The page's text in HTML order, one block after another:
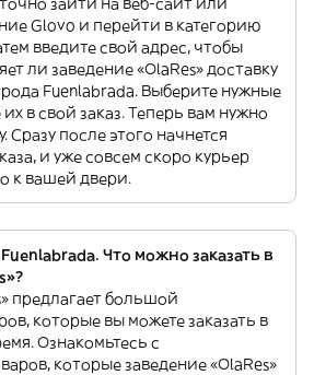
Glovo и перейти в категорию
введите свой адрес, чтобы
ли заведение «OlaRes» доставку
Fuenlabrada. Выберите нужные
в свой заказ. Теперь вам нужно
Сразу после этого начнется
и уже совсем скоро курьер
к вашей двери.
Что можно заказать в
предлагает большой
которые вы можете заказать в
Ознакомьтесь с
которые заведение «OlaRes»